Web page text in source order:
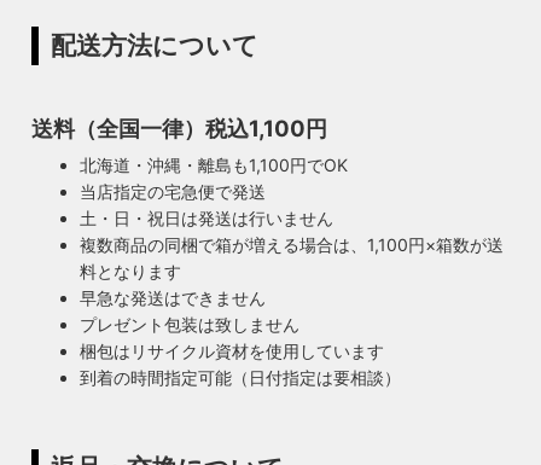
配送方法について
送料（全国一律）税込1,100円
北海道・沖縄・離島も1,100円でOK
当店指定の宅急便で発送
土・日・祝日は発送は行いません
複数商品の同梱で箱が増える場合は、1,100円×箱数が送
料となります
早急な発送はできません
プレゼント包装は致しません
梱包はリサイクル資材を使用しています
到着の時間指定可能（日付指定は要相談）